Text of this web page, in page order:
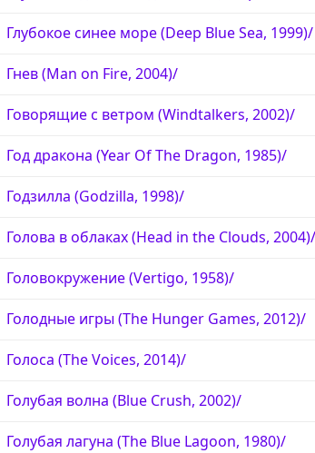
Глубокое синее море (Deep Blue Sea, 1999)/
Гнев (Man on Fire, 2004)/
Говорящие с ветром (Windtalkers, 2002)/
Год дракона (Year Of The Dragon, 1985)/
Годзилла (Godzilla, 1998)/
Голова в облаках (Head in the Clouds, 2004)/
Головокружение (Vertigo, 1958)/
Голодные игры (The Hunger Games, 2012)/
Голоса (The Voices, 2014)/
Голубая волна (Blue Crush, 2002)/
Голубая лагуна (The Blue Lagoon, 1980)/